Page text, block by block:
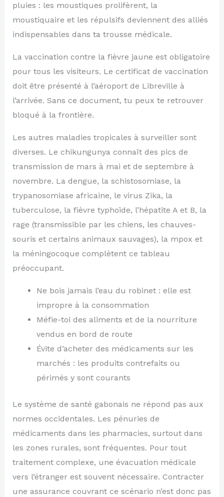
pluies : les moustiques prolifèrent, la
moustiquaire et les répulsifs deviennent des alliés
indispensables dans ta trousse médicale.
La vaccination contre la fièvre jaune est obligatoire
pour tous les visiteurs. Le certificat de vaccination
doit être présenté à l’aéroport de Libreville à
l’arrivée. Sans ce document, tu peux te retrouver
bloqué à la frontière.
Les autres maladies tropicales à surveiller sont
diverses. Le chikungunya connaît des pics de
transmission de mars à mai et de septembre à
novembre. La dengue, la schistosomiase, la
trypanosomiase africaine, le virus Zika, la
tuberculose, la fièvre typhoïde, l’hépatite A et B, la
rage (transmissible par les chiens, les chauves-
souris et certains animaux sauvages), la mpox et
la méningocoque complètent ce tableau
préoccupant.
Ne bois jamais l’eau du robinet : elle est
impropre à la consommation
Méfie-toi des aliments et de la nourriture
vendus en bord de route
Évite d’acheter des médicaments sur les
marchés : les produits contrefaits ou
périmés y sont courants
Le système de santé gabonais ne répond pas aux
normes occidentales. Les pénuries de
médicaments dans les pharmacies, surtout dans
les zones rurales, sont fréquentes. Pour tout
traitement complexe, une évacuation médicale
vers l’étranger est souvent nécessaire. Contracter
une assurance couvrant ce scénario n’est donc pas